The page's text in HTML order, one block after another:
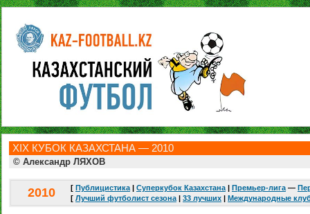
ХIХ КУБОК КАЗАХСТАНА — 2010
© Александр ЛЯХОВ
2010 [ Публицистика | Суперкубок Казахстана | Премьер-лига —
[ Лучший футболист сезона | 33 лучших | Международные